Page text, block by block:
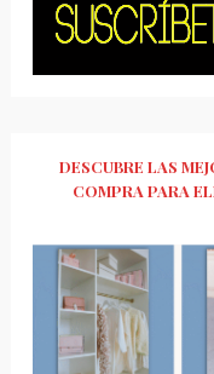
DESCUBRE LAS
COMPRA PARA